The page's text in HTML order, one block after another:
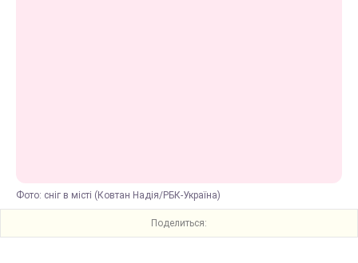
Фото: сніг в місті (Ковтан Надія/РБК-Україна)
Поделиться: